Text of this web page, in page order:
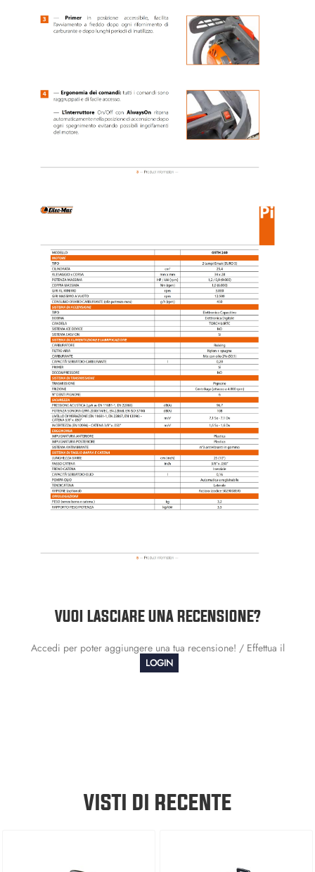
VUOI LASCIARE UNA RECENSIONE?
Accedi per poter aggiungere una tua recensione! / Effettua il
LOGIN
VISTI DI RECENTE